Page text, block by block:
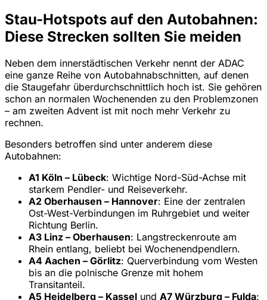
Stau-Hotspots auf den Autobahnen:
Diese Strecken sollten Sie meiden
Neben dem innerstädtischen Verkehr nennt der ADAC
eine ganze Reihe von Autobahnabschnitten, auf denen
die Staugefahr überdurchschnittlich hoch ist. Sie gehören
schon an normalen Wochenenden zu den Problemzonen
– am zweiten Advent ist mit noch mehr Verkehr zu
rechnen.
Besonders betroffen sind unter anderem diese
Autobahnen:
A1 Köln – Lübeck: Wichtige Nord-Süd-Achse mit
starkem Pendler- und Reiseverkehr.
A2 Oberhausen – Hannover: Eine der zentralen
Ost-West-Verbindungen im Ruhrgebiet und weiter
Richtung Berlin.
A3 Linz – Oberhausen: Langstreckenroute am
Rhein entlang, beliebt bei Wochenendpendlern.
A4 Aachen – Görlitz: Querverbindung vom Westen
bis an die polnische Grenze mit hohem
Transitanteil.
A5 Heidelberg – Kassel und A7 Würzburg – Fulda: